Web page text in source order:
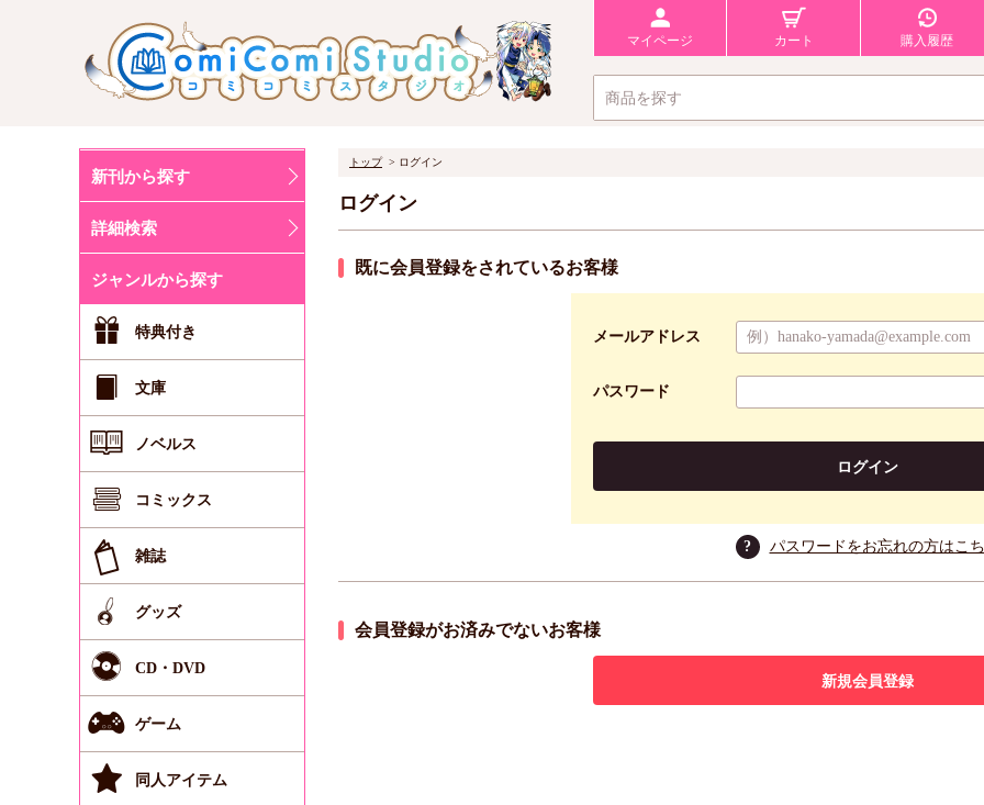
マイページ カート 購入履歴
新刊から探す
詳細検索
ジャンルから探す
特典付き
文庫
ノベルス
コミックス
雑誌
グッズ
CD・DVD
ゲーム
同人アイテム
トップ ログイン
ログイン
既に会員登録をされているお客様
メールアドレス
パスワード
ログイン
? パスワードをお忘れの方はこ
会員登録がお済みでないお客様
新規会員登録